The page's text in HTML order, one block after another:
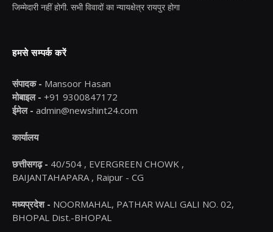
जिम्मेदारी नहीं होगी. सभी विवादों का न्यायक्षेत्र रायपुर होगा
हमसे सम्पर्क करें
संपादक - Mansoor Hasan
मोबाइल - +91 9300847172
ईमेल - admin@newshint24.com
कार्यालय
छत्तीसगढ़ - 40/504 , EVERGREEN CHOWK ,
BAIJANTAHAPARA , Raipur - CG
मध्यप्रदेश - NOORMAHAL, PATHAR WALI GALI NO. 02,
BHOPAL Dist.-BHOPAL